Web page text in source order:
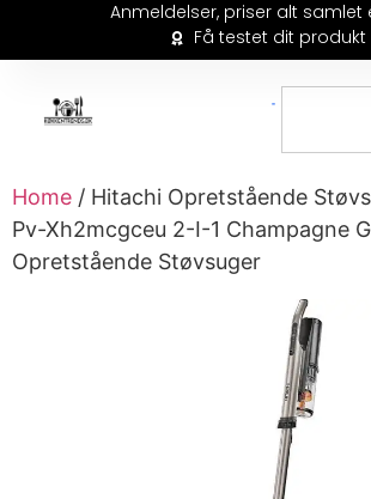
Anmeldelser, priser alt samlet
Få testet dit produkt
Home / Hitachi Opretstående
Pv-Xh2mcgceu 2-I-1 Champagne
Opretstående Støvsuger